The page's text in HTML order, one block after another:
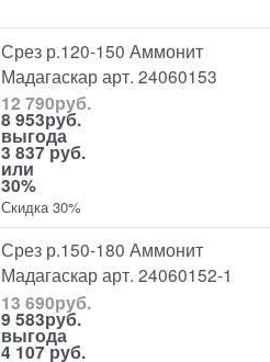
Срез р.120-150 Аммонит
Мадагаскар арт. 24060153
12 790руб.
8 953руб.
выгода
3 837 руб.
или
30%
Скидка 30%
Срез р.150-180 Аммонит
Мадагаскар арт. 24060152-1
13 690руб.
9 583руб.
выгода
4 107 руб.